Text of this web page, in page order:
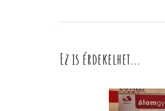
Ez is érdekelhet...